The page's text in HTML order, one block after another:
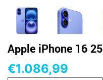
Apple iPhone 16
€1.086,99